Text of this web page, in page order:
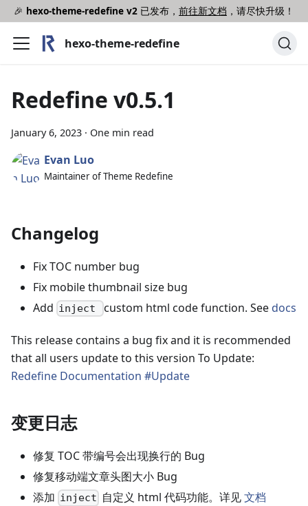
🎉 hexo-theme-redefine v2 已发布， 前往新文档 ，请尽快升级！
hexo-theme-redefine
Redefine v0.5.1
January 6, 2023 · One min read
Evan Luo
Maintainer of Theme Redefine
Changelog
Fix TOC number bug
Fix mobile thumbnail size bug
Add inject custom html code function. See docs
This release contains a bug fix and it is recommended
that all users update to this version To Update:
Redefine Documentation #Update
变更日志
修复 TOC 带编号会出现换行的 Bug
修复移动端文章头图大小 Bug
添加 inject 自定义 html 代码功能。详见文档